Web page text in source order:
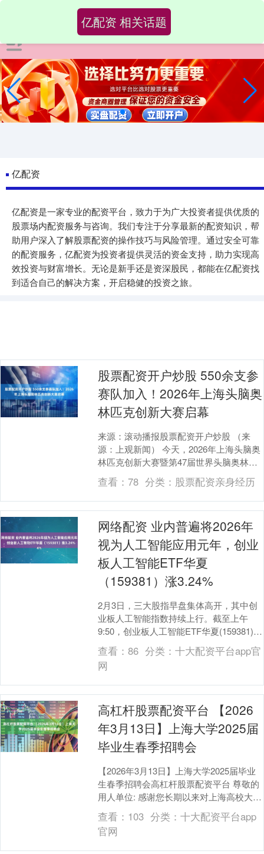
亿配资
亿配资是一家专业的配资平台，致力于为广大投资者提供优质的
股票场内配资服务与咨询。我们专注于分享最新的配资知识，帮
助用户深入了解股票配资的操作技巧与风险管理。通过安全可靠
的配资服务，亿配资为投资者提供灵活的资金支持，助力实现高
效投资与财富增长。无论是新手还是资深股民，都能在亿配资找
到适合自己的解决方案，开启稳健的投资之旅。
亿配资 相关话题
股票配资开户炒股 550余支参
赛队加入！2026年上海头脑奥
林匹克创新大赛启幕
来源：滚动播报股票配资开户炒股 （来
源：上观新闻） 今天，2026年上海头脑奥
林匹克创新大赛暨第47届世界头脑奥林匹
克选拔活动启幕，活动为期两天。550多支
参赛....
查看：78 分类： 股票配资亲身经历
网络配资 业内普遍将2026年
视为人工智能应用元年，创业
板人工智能ETF华夏
（159381）涨3.24%
2月3日，三大股指早盘集体高开，其中创
业板人工智能指数持续上行。截至上午
9:50，创业板人工智能ETF华夏(159381)涨
3.24%，相关持仓股方面，天孚通信....
查看：86 分类： 十大配资平台app官
网
高杠杆股票配资平台 【2026
年3月13日】上海大学2025届
毕业生春季招聘会
【2026年3月13日】上海大学2025届毕业
生春季招聘会高杠杆股票配资平台 尊敬的
用人单位: 感谢您长期以来对上海高校大学
就业工作的大力支持! 为落实党中央、....
查看： 103 分类： 十大配资平台app
官网